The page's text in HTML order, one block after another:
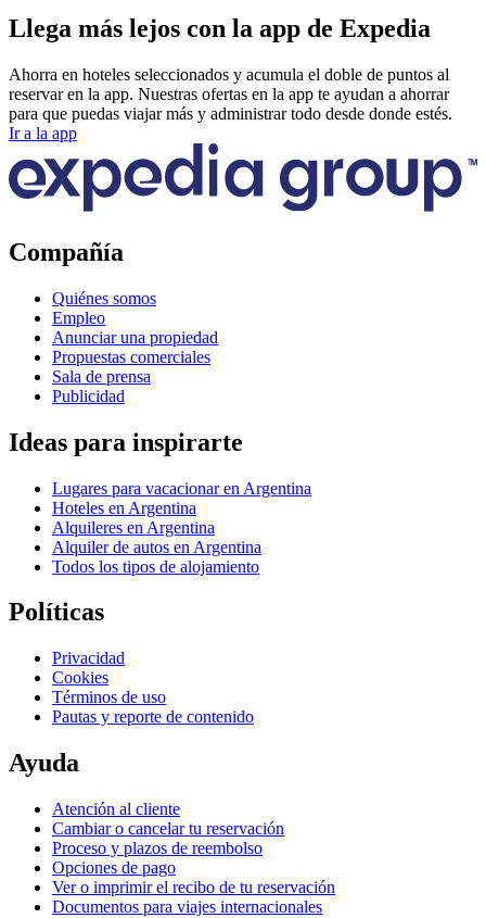
Llega más lejos con la app de Expedia
Ahorra en hoteles seleccionados y acumula el doble de puntos al
reservar en la app. Nuestras ofertas en la app te ayudan a ahorrar
para que puedas viajar más y administrar todo desde donde estés.
Ir a la app
Compañía
Quiénes somos
Empleo
Anunciar una propiedad
Propuestas comerciales
Sala de prensa
Publicidad
Ideas para inspirarte
Lugares para vacacionar en Argentina
Hoteles en Argentina
Alquileres en Argentina
Alquiler de autos en Argentina
Todos los tipos de alojamiento
Políticas
Privacidad
Cookies
Términos de uso
Pautas y reporte de contenido
Ayuda
Atención al cliente
Cambiar o cancelar tu reservación
Proceso y plazos de reembolso
Opciones de pago
Ver o imprimir el recibo de tu reservación
Documentos para viajes internacionales